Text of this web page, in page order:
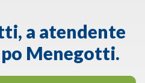
a atendente
Menegotti.